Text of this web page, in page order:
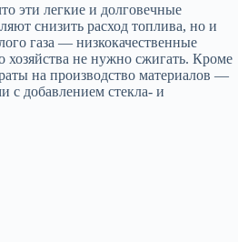
эти легкие и долговечные
снизить расход топлива, но и
газа — низкокачественные
хозяйства не нужно сжигать. Кроме
на производство материалов —
с добавлением стекла- и